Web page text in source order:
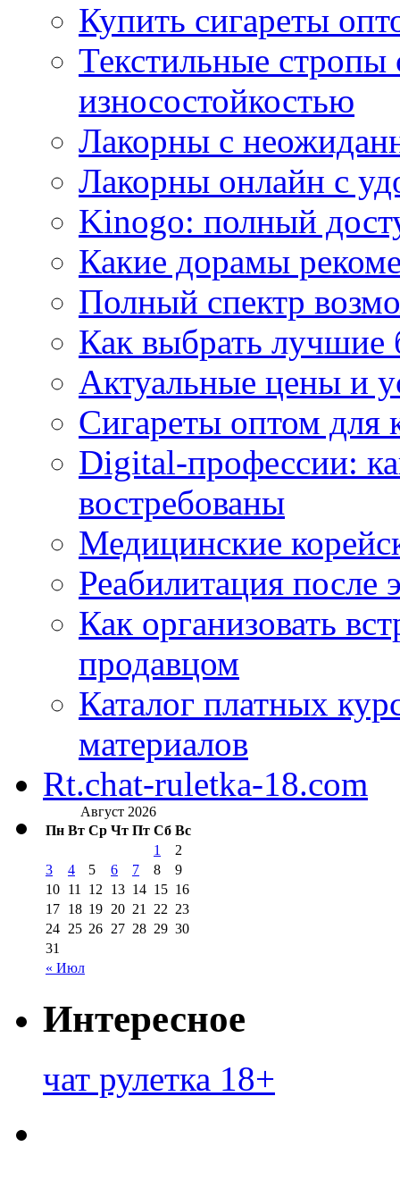
Купить сигареты
Текстильные
износостойкостью
Лакорны с
Лакорны онлайн с
Kinogo: полный
Какие дорамы
Полный спектр
Как выбрать
Актуальные цены и
Сигареты оптом для
Digital-профессии:
востребованы
Медицинские
Реабилитация после
Как организовать
продавцом
Каталог платных
материалов
Rt.chat-ruletka-18.com
Август 2026
Пн Вт Ср Чт Пт Сб Вс
« Июл
1
2
3
4 5 6 7 8
9
10 11 12 13 14 15 16
17 18 19 20 21 22 23
24 25 26 27 28 29 30
31
Интересное
чат рулетка 18+